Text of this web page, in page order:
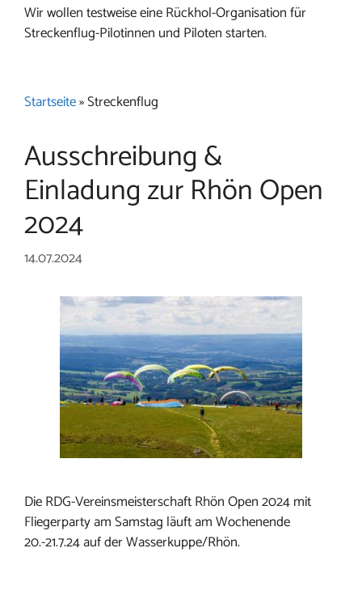
Wir wollen testweise eine Rückhol-Organisation für
Streckenflug-Pilotinnen und Piloten starten.
Startseite»Streckenflug
Ausschreibung &
Einladung zur Rhön Open
2024
14.07.2024
Die RDG-Vereinsmeisterschaft Rhön Open 2024 mit
Fliegerparty am Samstag läuft am Wochenende
20.-21.7.24 auf der Wasserkuppe/Rhön.